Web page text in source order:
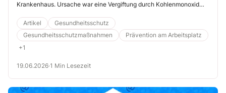
Krankenhaus. Ursache war eine Vergiftung durch Kohlenmonoxid
Artikel
Gesundheitsschutz
Gesundheitsschutzmaßnahmen
Prävention am Arbeitsplatz
+1
19.06.2026·1 Min Lesezeit